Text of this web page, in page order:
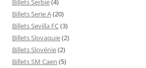
Billets Serbie(4)
Billets Serie A(20)
Billets Sevilla FC(3)
Billets Slovaquie(2)
Billets Slovénie(2)
Billets SM Caen (5)